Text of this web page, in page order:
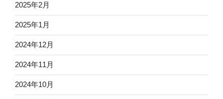
2025年2月
2025年1月
2024年12月
2024年11月
2024年10月